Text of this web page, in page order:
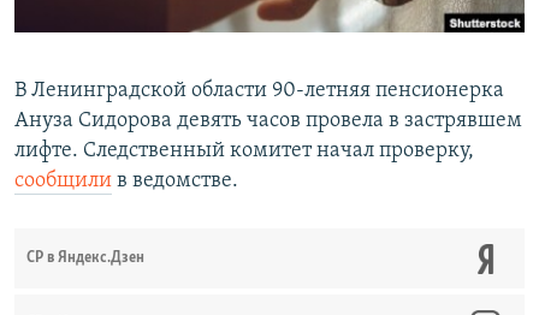
Все сайты РСЕ/РС
В Ленинградской области 90-летняя пенсионерка
Ануза Сидорова девять часов провела в застрявшем
лифте. Следственный комитет начал проверку,
сообщили в ведомстве.
СР в Яндекс.Дзен